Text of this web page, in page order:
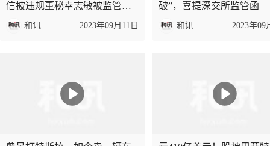
信披违规董秘幸志敏被监管警
示
和讯 2023年09月11日
破”，喜提深交所监管函
和讯 2023年09